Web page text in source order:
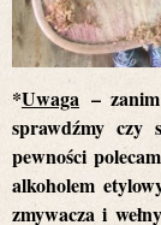
*Uwaga –
sprawdźmy
pewności
alkoholem
zmywacza i